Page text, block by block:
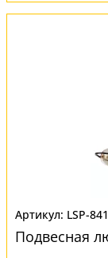
LSP-
Подвесная